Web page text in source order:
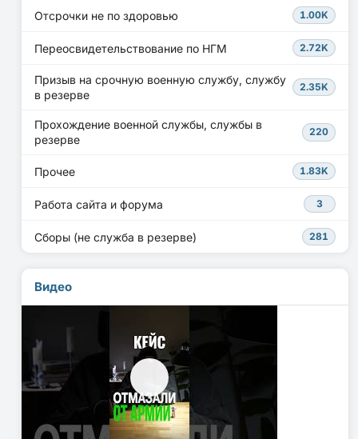
Отсрочки не по здоровью 1.00K
Переосвидетельствование по НГМ 2.72K
Призыв на срочную военную службу, службу
в резерве
2.35K
Прохождение военной службы, службы в
резерве
220
Прочее 1.83K
Работа сайта и форума 3
Сборы (не служба в резерве) 281
Видео